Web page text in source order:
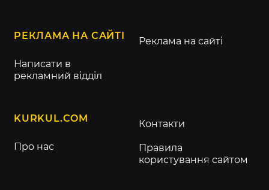
РЕКЛАМА НА САЙТІ
Написати в
рекламний відділ
Реклама на сайті
KURKUL.COM
Про нас
Контакти
Правила
користування сайтом